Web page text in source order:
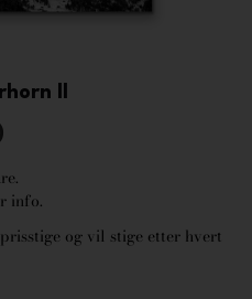
II
info.
og vil stige etter hvert